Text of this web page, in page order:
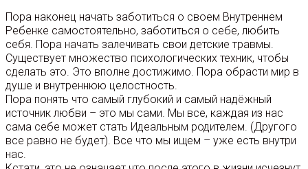
Пора наконец начать заботиться о своем Внутреннем
Ребенке самостоятельно, заботиться о себе, любить
себя. Пора начать залечивать свои детские травмы.
Существует множество психологических техник, чтобы
сделать это. Это вполне достижимо. Пора обрасти мир в
душе и внутреннюю целостность.
Пора понять что самый глубокий и самый надёжный
источник любви – это мы сами. Мы все, каждая из нас
сама себе может стать Идеальным родителем. (Другого
все равно не будет). Все что мы ищем – уже есть внутри
нас.